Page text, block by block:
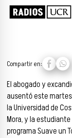
Compartir en:
El abogado y
ausentó este
la Universidad de
Mora, y la
programa Suave un